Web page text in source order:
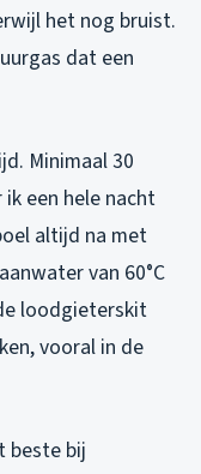
het nog bruist.
dat een
Minimaal 30
een hele nacht
altijd na met
van 60°C
loodgieterskit
vooral in de
beste bij